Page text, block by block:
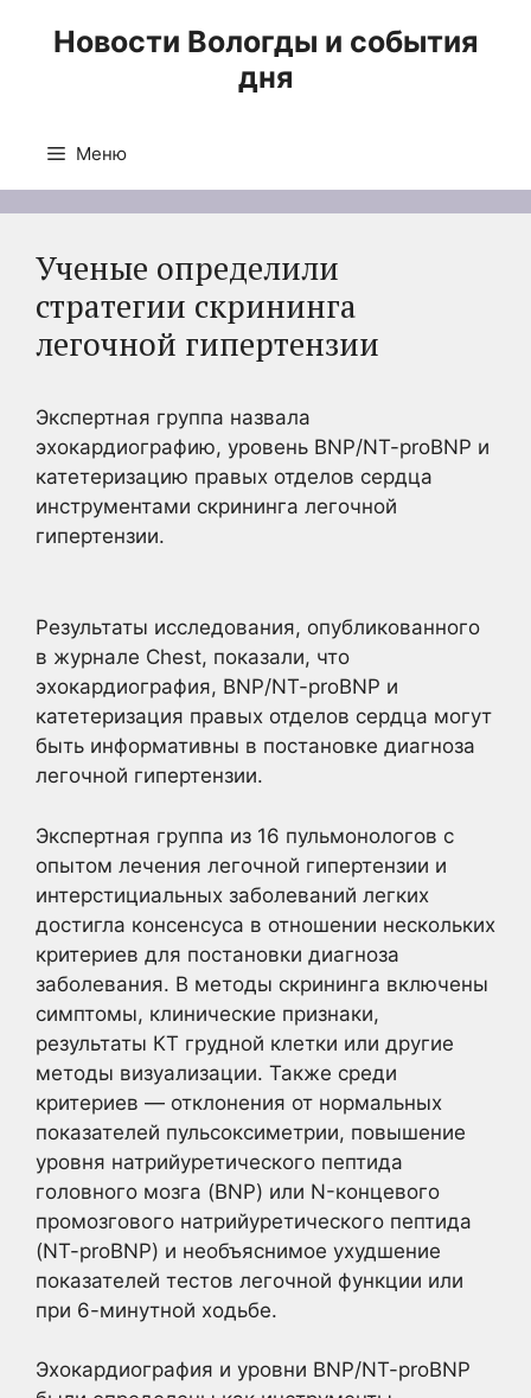
Новости Вологды и события
дня
Меню
Ученые определили
стратегии скрининга
легочной гипертензии
Экспертная группа назвала
эхокардиографию, уровень BNP/NT-proBNP и
катетеризацию правых отделов сердца
инструментами скрининга легочной
гипертензии.
Результаты исследования, опубликованного
в журнале Chest, показали, что
эхокардиография, BNP/NT-proBNP и
катетеризация правых отделов сердца могут
быть информативны в постановке диагноза
легочной гипертензии.
Экспертная группа из 16 пульмонологов с
опытом лечения легочной гипертензии и
интерстициальных заболеваний легких
достигла консенсуса в отношении нескольких
критериев для постановки диагноза
заболевания. В методы скрининга включены
симптомы, клинические признаки,
результаты КТ грудной клетки или другие
методы визуализации. Также среди
критериев — отклонения от нормальных
показателей пульсоксиметрии, повышение
уровня натрийуретического пептида
головного мозга (BNP) или N-концевого
промозгового натрийуретического пептида
(NT-proBNP) и необъяснимое ухудшение
показателей тестов легочной функции или
при 6-минутной ходьбе.
Эхокардиография и уровни BNP/NT-proBNP